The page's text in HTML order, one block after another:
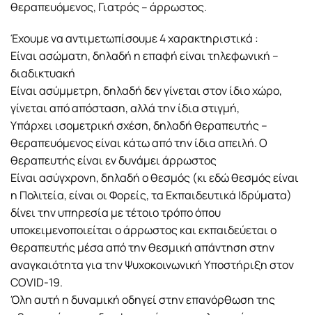
θεραπευόμενος, Γιατρός – άρρωστος.
Έχουμε να αντιμετωπίσουμε 4 χαρακτηριστικά :
Είναι ασώματη, δηλαδή η επαφή είναι τηλεφωνική –
διαδικτυακή
Είναι ασύμμετρη, δηλαδή δεν γίνεται στον ίδιο χώρο,
γίνεται από απόσταση, αλλά την ίδια στιγμή,
Υπάρχει ισομετρική σχέση, δηλαδή θεραπευτής –
θεραπευόμενος είναι κάτω από την ίδια απειλή. Ο
θεραπευτής είναι εν δυνάμει άρρωστος
Είναι ασύγχρονη, δηλαδή ο θεσμός (κι εδώ θεσμός είναι
η Πολιτεία, είναι οι Φορείς, τα Εκπαιδευτικά Ιδρύματα)
δίνει την υπηρεσία με τέτοιο τρόπο όπου
υποκειμενοποιείται ο άρρωστος και εκπαιδεύεται ο
θεραπευτής μέσα από την θεσμική απάντηση στην
αναγκαιότητα για την Ψυχοκοινωνική Υποστήριξη στον
COVID-19.
Όλη αυτή η δυναμική οδηγεί στην επανόρθωση της